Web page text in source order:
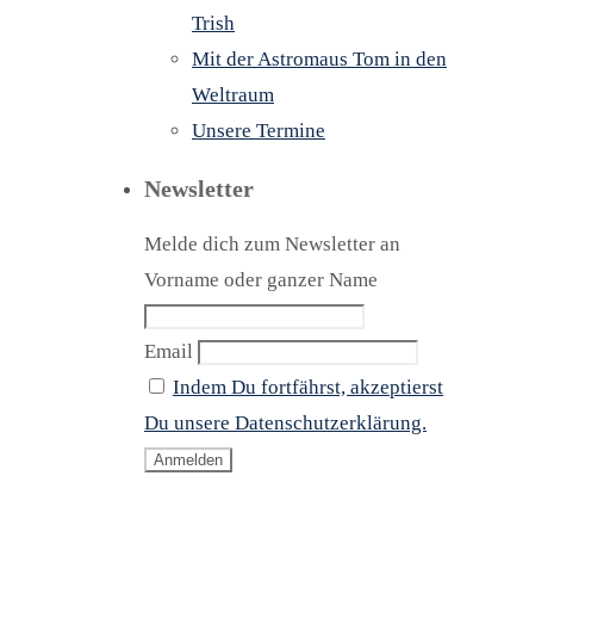
Trish
Mit der Astromaus Tom in den
Weltraum
Unsere Termine
Newsletter
Melde dich zum Newsletter an
Vorname oder ganzer Name
Email
Indem Du fortfährst, akzeptierst
Du unsere Datenschutzerklärung.